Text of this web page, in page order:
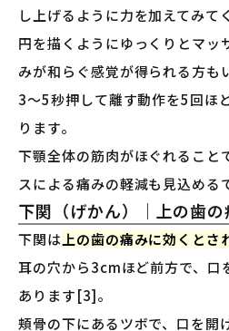
し上げるように力を加えてみて
円を描くようにゆっくりとマッ
みが和らぐ感覚が得られる方も
3〜5秒押して離す動作を5回ほ
ります。
下顎全体の筋肉がほぐれること
スによる痛みの軽減も見込める
下関（げかん）｜上の歯
下関は 上の歯の痛みに効くとさ
耳の穴から3cmほど前方で、口
あります[3]。
頬骨の下にあるツボで、口を開